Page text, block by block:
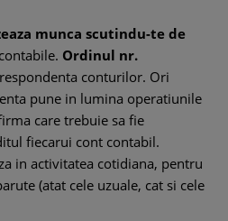
munca scutindu-te de
Ordinul nr.
conturilor. Ori
pune in lumina operatiunile
care trebuie sa fie
fiecarui cont contabil.
in activitatea cotidiana, pentru
(atat cele uzuale, cat si cele